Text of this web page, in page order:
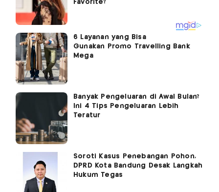
6 Layanan yang Bisa
Gunakan Promo Travelling Bank
Mega
Banyak Pengeluaran di Awal Bulan?
Ini 4 Tips Pengeluaran Lebih
Teratur
Soroti Kasus Penebangan Pohon,
DPRD Kota Bandung Desak Langkah
Hukum Tegas